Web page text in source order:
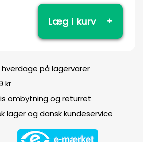
Læg i kurv
hverdage på lagervarer
kr
ombytning og returret
lager og dansk kundeservice